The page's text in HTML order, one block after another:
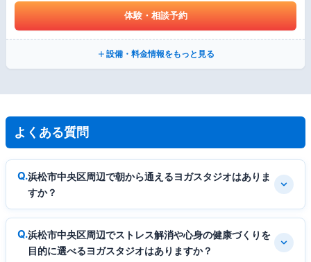
体験・相談予約
設備・料金情報をもっと見る
よくある質問
浜松市中央区周辺で朝から通えるヨガスタジオはありま
すか？
浜松市中央区周辺でストレス解消や心身の健康づくりを
目的に選べるヨガスタジオはありますか？